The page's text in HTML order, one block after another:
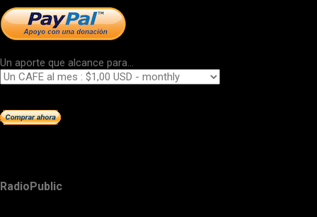
Un aporte que alcance para...
RadioPublic